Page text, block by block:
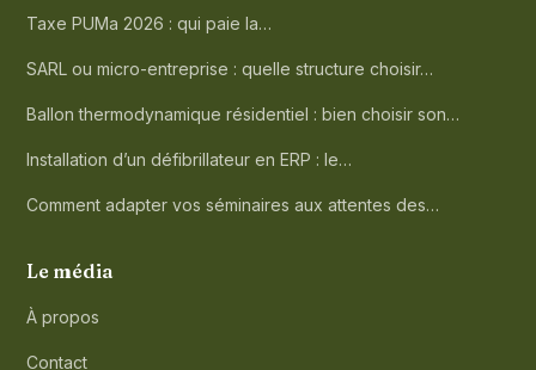
Taxe PUMa 2026 : qui paie la…
SARL ou micro-entreprise : quelle structure choisir…
Ballon thermodynamique résidentiel : bien choisir son…
Installation d’un défibrillateur en ERP : le…
Comment adapter vos séminaires aux attentes des…
Le média
À propos
Contact